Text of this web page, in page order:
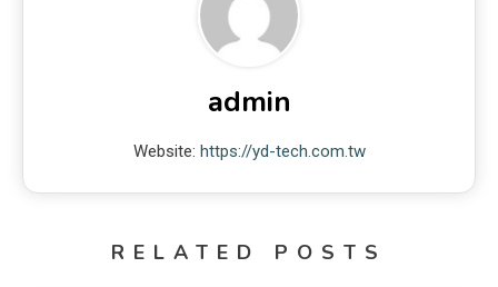
admin
Website: https://yd-tech.com.tw
RELATED POSTS